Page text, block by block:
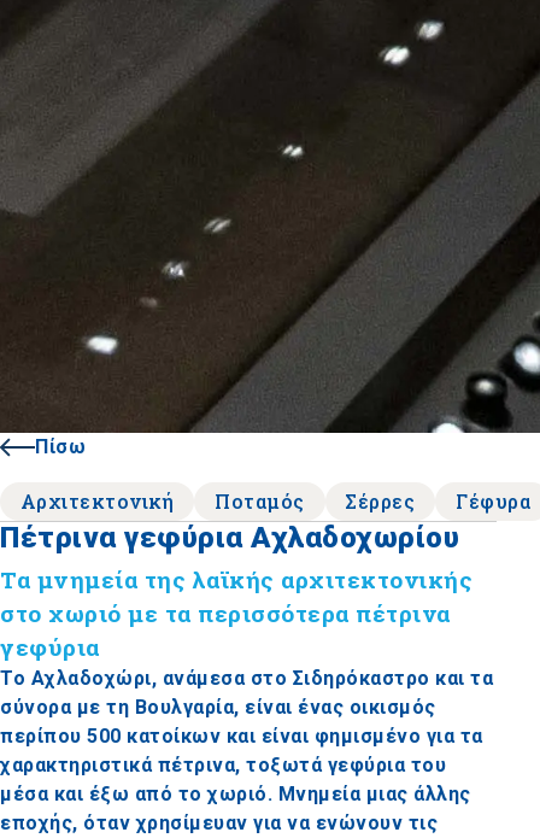
Πίσω
Αρχιτεκτονική Ποταμός Σέρρες Γέφυρα
Πέτρινα γεφύρια Αχλαδοχωρίου
Τα μνημεία της λαϊκής αρχιτεκτονικής
στο χωριό με τα περισσότερα πέτρινα
γεφύρια
Το Αχλαδοχώρι, ανάμεσα στο Σιδηρόκαστρο και τα
σύνορα με τη Βουλγαρία, είναι ένας οικισμός
περίπου 500 κατοίκων και είναι φημισμένο για τα
χαρακτηριστικά πέτρινα, τοξωτά γεφύρια του
μέσα και έξω από το χωριό. Μνημεία μιας άλλης
εποχής, όταν χρησίμευαν για να ενώνουν τις